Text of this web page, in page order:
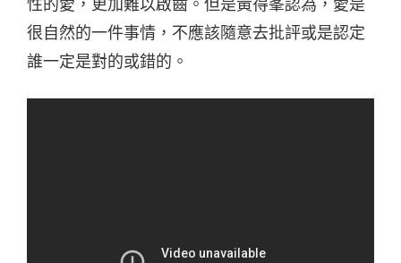
性的愛，更加難以啟齒。 但是黃得峯認為，愛是
很自然的一件事情， 不應該隨意去批評或是認定
誰一定是對的或錯的。